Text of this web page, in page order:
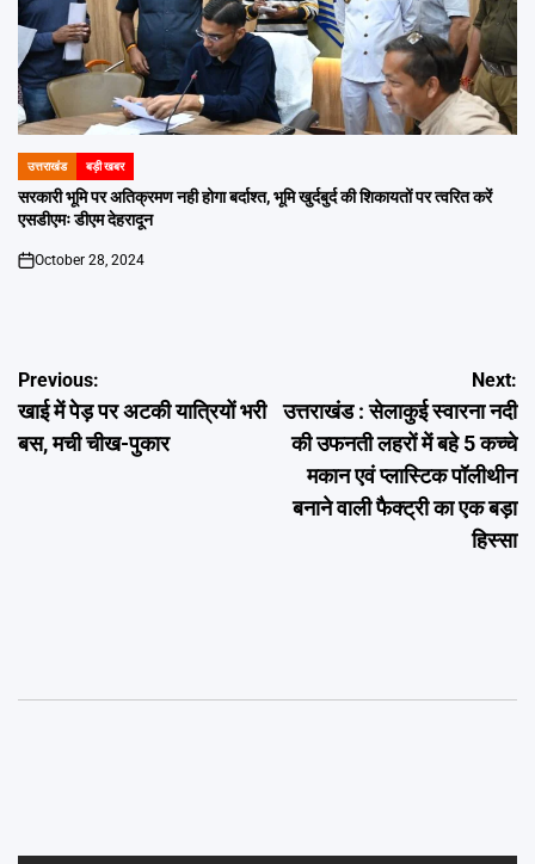
POSTED
IN
उत्तराखंड बड़ी खबर
सरकारी भूमि पर अतिक्रमण नही होगा बर्दाश्त, भूमि खुर्दबुर्द की शिकायतों पर त्वरित करें
एसडीएमः डीएम देहरादून
on
October 28, 2024
Post
navigation
Previous:
खाई में पेड़ पर अटकी यात्रियों भरी
बस, मची चीख-पुकार
Next:
उत्तराखंड : सेलाकुई स्वारना नदी
की उफनती लहरों में बहे 5 कच्चे
मकान एवं प्लास्टिक पॉलीथीन
बनाने वाली फैक्ट्री का एक बड़ा
हिस्सा